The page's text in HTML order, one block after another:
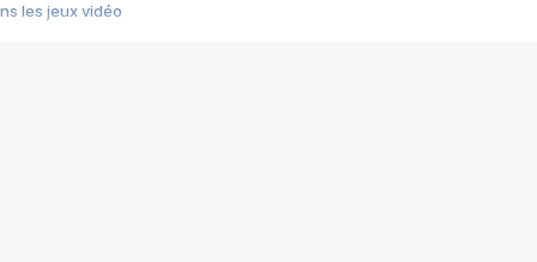
les jeux vidéo